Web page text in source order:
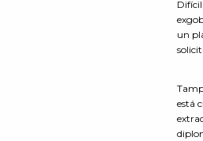
un
está